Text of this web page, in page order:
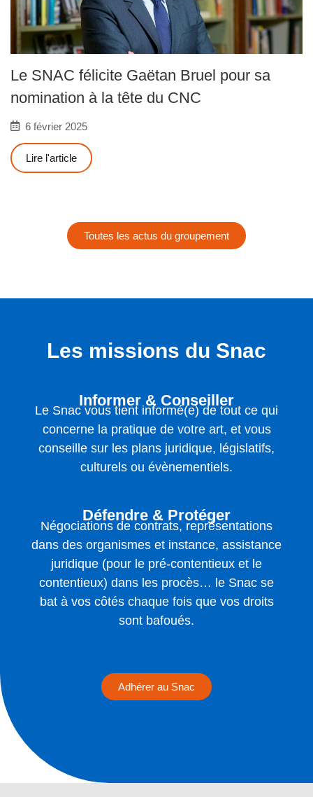
Le SNAC félicite Gaëtan Bruel pour sa
nomination à la tête du CNC
6 février 2025
Lire l'article
Toutes les actus du groupement
Les missions du Snac
Informer & Conseiller
Le Snac vous tient informé(e) de tout ce qui
concerne la pratique de votre art, et vous
conseille sur les plans juridique, législatifs,
culturels ou évènementiels.
Défendre & Protéger
Négociations de contrats, représentations
dans des organismes et instance, assistance
juridique (pour le pré-contentieux et le
contentieux) dans les procès… le Snac se
bat à vos côtés chaque fois que vos droits
sont bafoués.
Adhérer au Snac